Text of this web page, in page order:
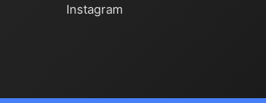
Instagram